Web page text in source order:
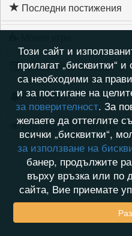
Последни постижения
Хронология на игри
Активност
Кой видя профила на
Този сайт и
прилагат „бисквитки“
са необходими за
и за постигане на
за поверителност. За
желаете да оттеглите
всички „бисквитки“,
за използване на
банер, продължите
върху връзка или по
сайта, Вие приемате